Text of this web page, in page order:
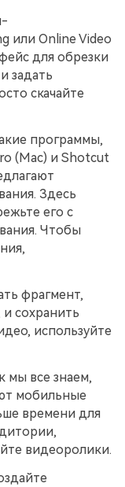
или Online Video
для обрезки
задать
скачайте
программы,
(Mac) и Shotcut
Здесь
его с
Чтобы
фрагмент,
сохранить
используйте
мы все знаем,
мобильные
времени для
видеоролики.